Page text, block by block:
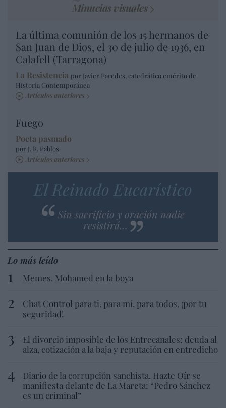
Minucias visuales
La última comunión de los 15 hermanos de
San Juan de Dios, el 30 de julio de 1936, en
Calafell (Tarragona)
La Resistencia por Javier Paredes, catedrático emérito de
Historia Contemporánea
Artículos anteriores
Fuego
Poeta pasmado
por J. R. Pablos
Artículos anteriores
El Reinado Eucarístico
Sin sacrificio y oración nadie
resistirá…
Lo más leído
Memes. Mohamed en la boya
Chat Control para ti, para mí, para todos, ¡por tu
seguridad!
El divorcio imposible de los Entrecanales: deuda al
alza, cotización a la baja y reputación en entredicho
Diario de la corrupción sanchista. Hazte Oír se
manifiesta delante de La Mareta: “Pedro Sánchez
es un criminal”